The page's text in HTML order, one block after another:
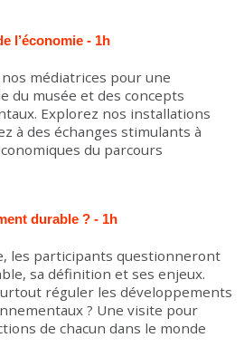
l’économie - 1h
nos médiatrices pour une
du musée et des concepts
Explorez nos installations
à des échanges stimulants à
du parcours
durable ? - 1h
les participants questionneront
sa définition et ses enjeux.
réguler les développements
? Une visite pour
de chacun dans le monde